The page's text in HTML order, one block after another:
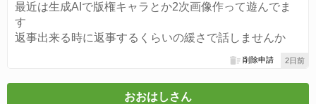
最近は生成AIで版権キャラとか2次画像作って遊んでま
す
返事出来る時に返事するくらいの緩さで話しませんか
2日前
削除申請
おおはしさん